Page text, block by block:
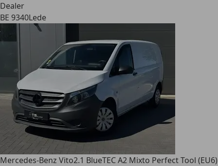
Dealer
BE 9340Lede
Mercedes-Benz Vito2.1 BlueTEC A2 Mixto Perfect Tool (EU6)